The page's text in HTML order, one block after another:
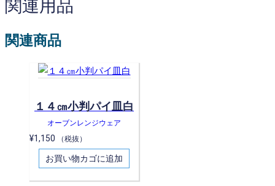
関連用品
関連商品
１４㎝小判パイ皿白
オーブンレンジウェア
¥1,150 （税抜）
お買い物カゴに追加